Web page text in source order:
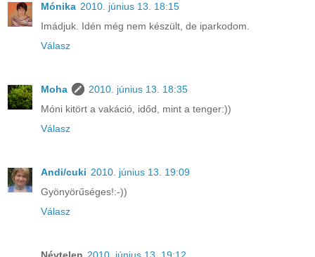
Mónika 2010. június 13. 18:15
Imádjuk. Idén még nem készült, de iparkodom.
Válasz
Moha
2010. június 13. 18:35
Móni kitört a vakáció, időd, mint a tenger:))
Válasz
Andi/cuki 2010. június 13. 19:09
Gyönyörűséges!:-))
Válasz